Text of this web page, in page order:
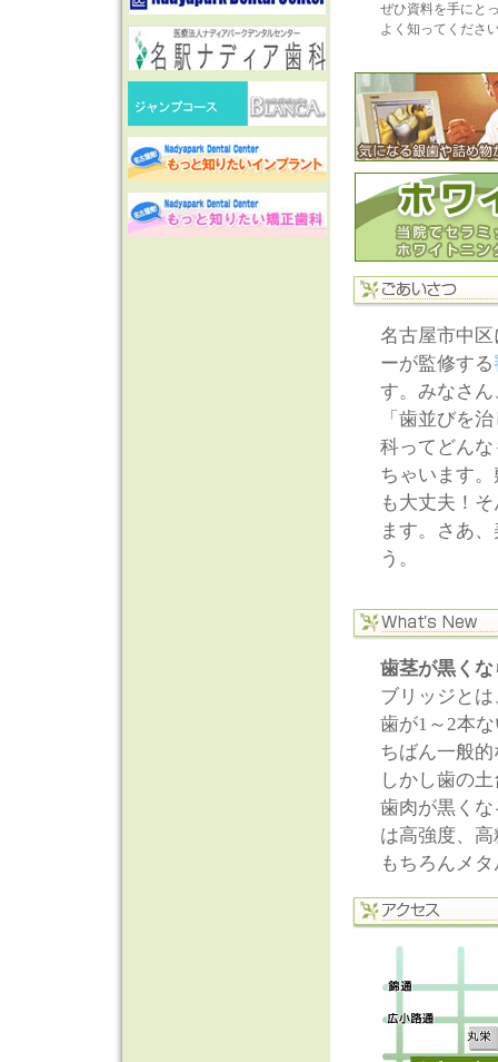
ぜひ資料を手にと
よく知ってくださ
名古屋市中
ーが監修する
す。みなさ
「歯並びを
科ってどん
ちゃいます
も大丈夫！
ます。さあ
う。
歯茎が黒く
ブリッジと
歯が1～2本
ちばん一般
しかし歯の
歯肉が黒く
は高強度、
もちろんメ
【症例集】
セラミック
前歯のセラ